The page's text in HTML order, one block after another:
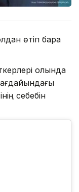
өтіп бара
қолында
себебін